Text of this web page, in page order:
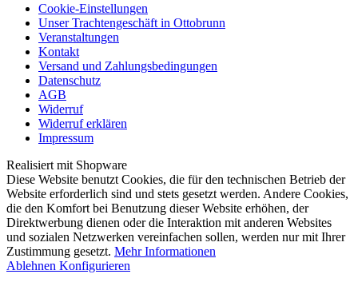
Cookie-Einstellungen
Unser Trachtengeschäft in Ottobrunn
Veranstaltungen
Kontakt
Versand und Zahlungsbedingungen
Datenschutz
AGB
Widerruf
Widerruf erklären
Impressum
Realisiert mit Shopware
Diese Website benutzt Cookies, die für den technischen Betrieb der
Website erforderlich sind und stets gesetzt werden. Andere Cookies,
die den Komfort bei Benutzung dieser Website erhöhen, der
Direktwerbung dienen oder die Interaktion mit anderen Websites
und sozialen Netzwerken vereinfachen sollen, werden nur mit Ihrer
Zustimmung gesetzt. Mehr Informationen
Ablehnen Konfigurieren